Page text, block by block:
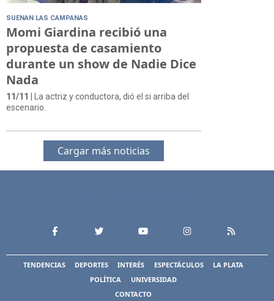
SUENAN LAS CAMPANAS
Momi Giardina recibió una
propuesta de casamiento
durante un show de Nadie Dice
Nada
11/11
| La actriz y conductora, dió el si arriba del
escenario.
Cargar más noticias
TENDENCIAS DEPORTES INTERÉS ESPECTÁCULOS
LA PLATA
POLÍTICA
UNIVERSIDAD
CONTACTO